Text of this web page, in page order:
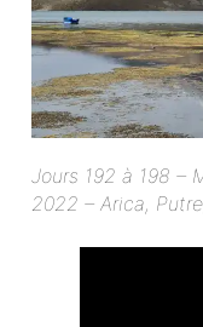
Jours 192 à 198 –
2022 – Arica,